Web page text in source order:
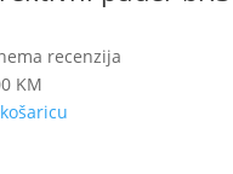
recenzija
KM